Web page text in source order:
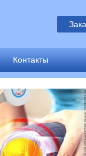
Контакты